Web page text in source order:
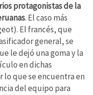
protagonistas de la
. El caso más
El francés, que
general, se
le dejó una goma y la
en dichas
lo que se encuentra en
del equipo para